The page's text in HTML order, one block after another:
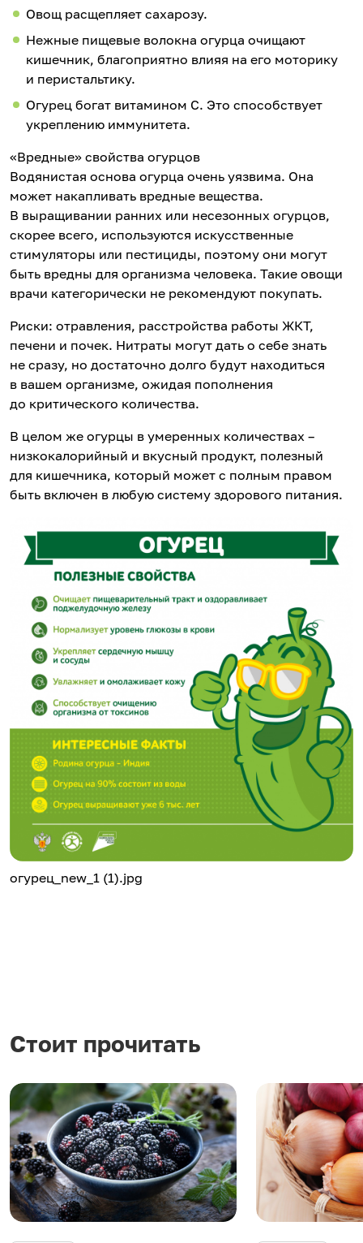
Овощ расщепляет сахарозу.
Нежные пищевые волокна огурца очищают
кишечник, благоприятно влияя на его моторику
и перистальтику.
Огурец богат витамином С. Это способствует
укреплению иммунитета.
«Вредные» свойства огурцов
Водянистая основа огурца очень уязвима. Она
может накапливать вредные вещества.
В выращивании ранних или несезонных огурцов,
скорее всего, используются искусственные
стимуляторы или пестициды, поэтому они могут
быть вредны для организма человека. Такие овощи
врачи категорически не рекомендуют покупать.
Риски: отравления, расстройства работы ЖКТ,
печени и почек. Нитраты могут дать о себе знать
не сразу, но достаточно долго будут находиться
в вашем организме, ожидая пополнения
до критического количества.
В целом же огурцы в умеренных количествах –
низкокалорийный и вкусный продукт, полезный
для кишечника, который может с полным правом
быть включен в любую систему здорового питания.
огурец_new_1 (1).jpg
Стоит прочитать